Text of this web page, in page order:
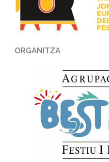
ORGANITZA